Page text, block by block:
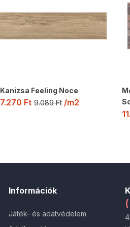
Kanizsa Feeling Noce
7.270 Ft 9.089Ft /m2
Információk
Játék- és adatvédelem